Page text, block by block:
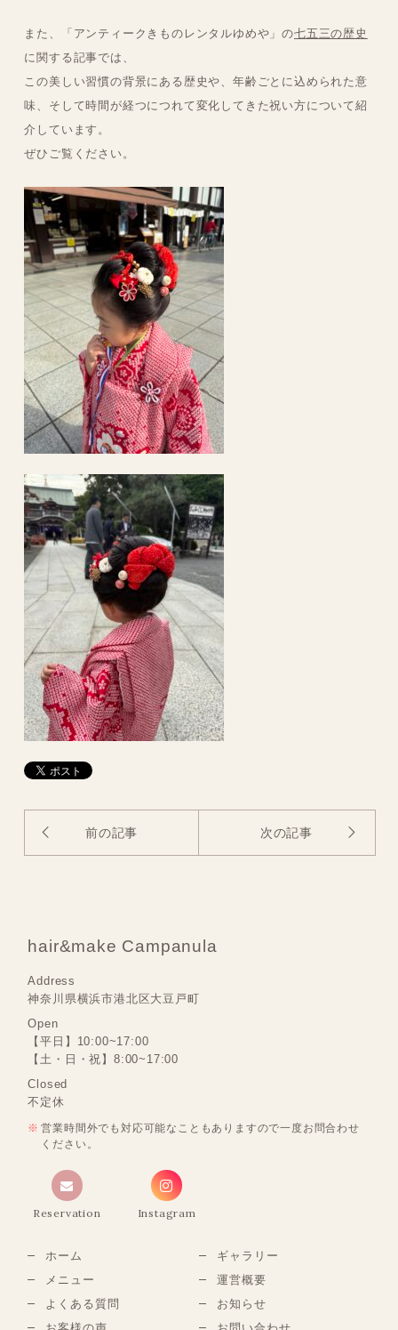
また、「アンティークきものレンタルゆめや」の七五三の歴史
に関する記事では、
この美しい習慣の背景にある歴史や、年齢ごとに込められた意
味、そして時間が経つにつれて変化してきた祝い方について紹
介しています。
ぜひご覧ください。
前の記事 次の記事
hair&make Campanula
Address
神奈川県横浜市港北区大豆戸町
Open
【平日】10:00~17:00
【土・日・祝】8:00~17:00
Closed
不定休
営業時間外でも対応可能なこともありますので一度お問合わせ
ください。
Reservation Instagram
ホーム
メニュー
よくある質問
ギャラリー
運営概要
お知らせ